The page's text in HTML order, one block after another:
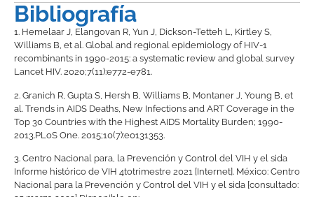
Bibliografía
1. Hemelaar J, Elangovan R, Yun J, Dickson-Tetteh L, Kirtley S,
Williams B, et al. Global and regional epidemiology of HIV-1
recombinants in 1990-2015: a systematic review and global survey
Lancet HIV. 2020;7(11):e772-e781.
2. Granich R, Gupta S, Hersh B, Williams B, Montaner J, Young B, et
al. Trends in AIDS Deaths, New Infections and ART Coverage in the
Top 30 Countries with the Highest AIDS Mortality Burden; 1990-
2013.PLoS One. 2015;10(7):e0131353.
3. Centro Nacional para, la Prevención y Control del VIH y el sida
Informe histórico de VIH 4totrimestre 2021 [Internet]. México: Centro
Nacional para la Prevención y Control del VIH y el sida [consultado: